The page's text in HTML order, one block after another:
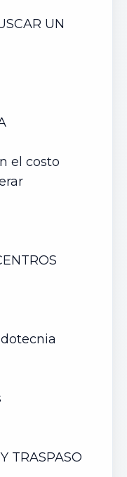
UN
el costo
TRASPASO